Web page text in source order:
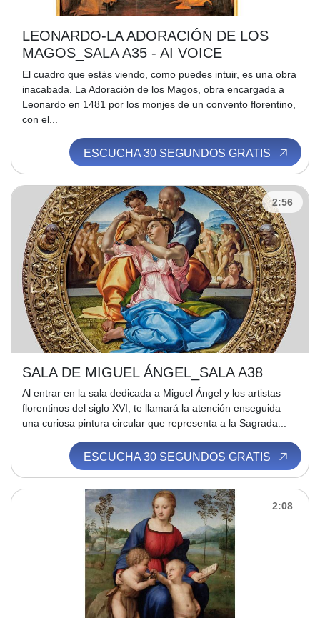
LEONARDO-LA ADORACIÓN DE LOS
MAGOS_SALA A35 - AI VOICE
El cuadro que estás viendo, como puedes intuir, es una obra
inacabada. La Adoración de los Magos, obra encargada a
Leonardo en 1481 por los monjes de un convento florentino,
con el...
ESCUCHA 30 SEGUNDOS GRATIS
2:56
SALA DE MIGUEL ÁNGEL_SALA A38
Al entrar en la sala dedicada a Miguel Ángel y los artistas
florentinos del siglo XVI, te llamará la atención enseguida
una curiosa pintura circular que representa a la Sagrada...
ESCUCHA 30 SEGUNDOS GRATIS
2:08